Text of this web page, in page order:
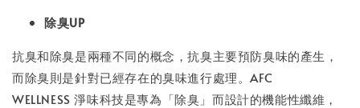
除臭UP
抗臭和除臭是兩種不同的概念，抗臭主要預防臭味的產生，
而除臭則是針對已經存在的臭味進行處理。AFC
WELLNESS 淨味科技是專為「除臭」而設計的機能性纖維，